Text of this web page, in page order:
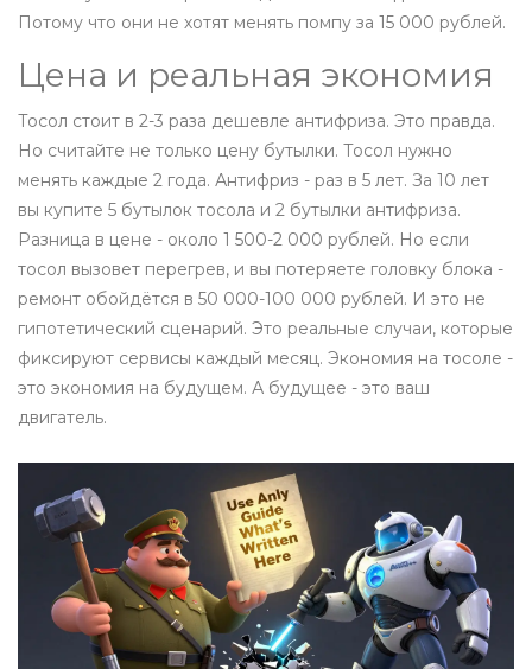
Потому что они не хотят менять помпу за 15 000 рублей.
Цена и реальная экономия
Тосол стоит в 2-3 раза дешевле антифриза. Это правда.
Но считайте не только цену бутылки. Тосол нужно
менять каждые 2 года. Антифриз - раз в 5 лет. За 10 лет
вы купите 5 бутылок тосола и 2 бутылки антифриза.
Разница в цене - около 1 500-2 000 рублей. Но если
тосол вызовет перегрев, и вы потеряете головку блока -
ремонт обойдётся в 50 000-100 000 рублей. И это не
гипотетический сценарий. Это реальные случаи, которые
фиксируют сервисы каждый месяц. Экономия на тосоле -
это экономия на будущем. А будущее - это ваш
двигатель.